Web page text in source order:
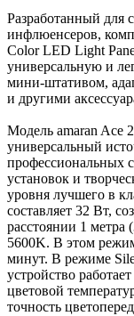
Разработанный для
инфлюенсеров,
Color LED Light
универсальную и
мини-штативом,
и другими
Модель amaran Ace
универсальный
профессиональных
установок и
уровня лучшего в
составляет 32 Вт,
расстоянии 1 метра
5600K. В этом
минут. В режиме
устройство
цветовой
точность